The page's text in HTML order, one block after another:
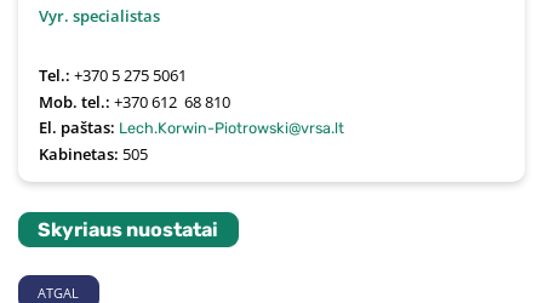
Vyr. specialistas
Tel.:+370 5 275 5061
Mob. tel.:+370 612  68 810
El. paštas: Lech.Korwin-Piotrowski@vrsa.lt
Kabinetas: 505
Skyriaus nuostatai
ATGAL